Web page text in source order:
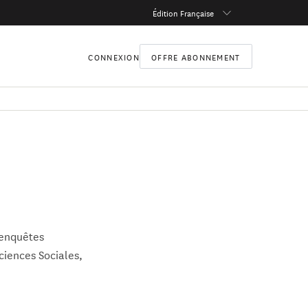
Édition Française
CONNEXION OFFRE ABONNEMENT
Sociales,
sur les